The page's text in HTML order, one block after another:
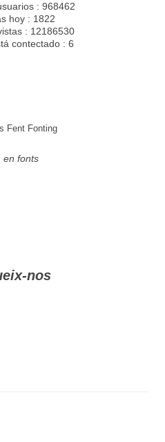
: 968462
hoy : 1822
: 12186530
contectado : 6
Fent Fonting
en fonts
nos